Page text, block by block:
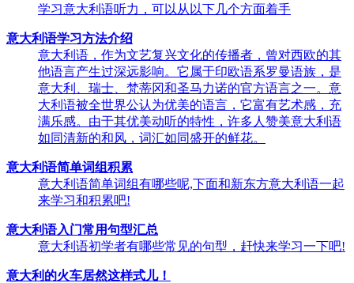
学习意大利语听力，可以从以下几个方面着手
意大利语学习方法介绍
意大利语，作为文艺复兴文化的传播者，曾对西欧的其
他语言产生过深远影响。它属于印欧语系罗曼语族，是
意大利、瑞士、梵蒂冈和圣马力诺的官方语言之一。意
大利语被全世界公认为优美的语言，它富有艺术感，充
满乐感。由于其优美动听的特性，许多人赞美意大利语
如同清新的和风，词汇如同盛开的鲜花。
意大利语简单词组积累
意大利语简单词组有哪些呢,下面和新东方意大利语一起
来学习和积累吧!
意大利语入门常用句型汇总
意大利语初学者有哪些常见的句型，赶快来学习一下吧!
意大利的火车居然这样式儿！